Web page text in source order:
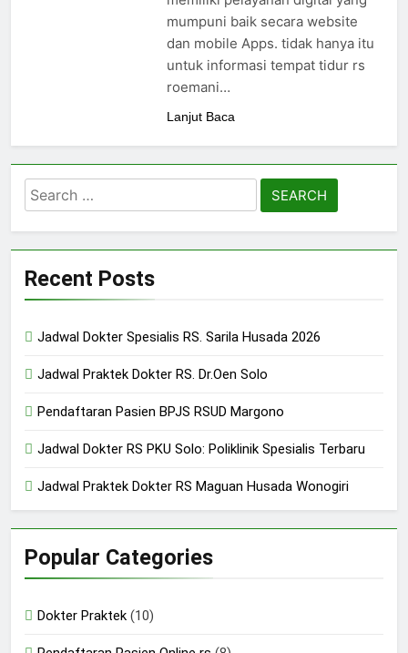
mumpuni baik secara website
dan mobile Apps. tidak hanya itu
untuk informasi tempat tidur rs
roemani…
Lanjut Baca
Search
for:
Recent Posts
Jadwal Dokter Spesialis RS. Sarila Husada 2026
Jadwal Praktek Dokter RS. Dr.Oen Solo
Pendaftaran Pasien BPJS RSUD Margono
Jadwal Dokter RS PKU Solo: Poliklinik Spesialis Terbaru
Jadwal Praktek Dokter RS Maguan Husada Wonogiri
Popular Categories
Dokter Praktek (10)